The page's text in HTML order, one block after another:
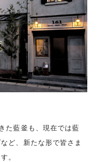
た藍釜も、現在では藍
ど、新たな形で皆さま
。